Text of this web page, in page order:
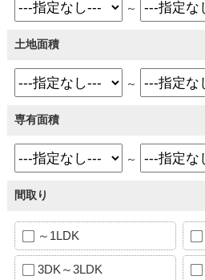
～
土地面積
～
専有面積
～
間取り
～1LDK
3DK～3LDK